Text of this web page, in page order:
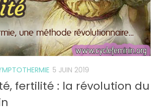
5 JUIN 2019
fertilité : la révolution du